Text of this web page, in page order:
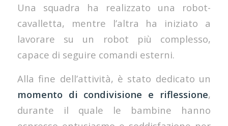
Una squadra ha realizzato una robot-
cavalletta, mentre l’altra ha iniziato a
lavorare su un robot più complesso,
capace di seguire comandi esterni.
Alla fine dell’attività, è stato dedicato un
momento di condivisione e riflessione,
durante il quale le bambine hanno